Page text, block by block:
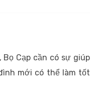
Bọ Cạp cần có sự giúp
mới có thể làm tốt